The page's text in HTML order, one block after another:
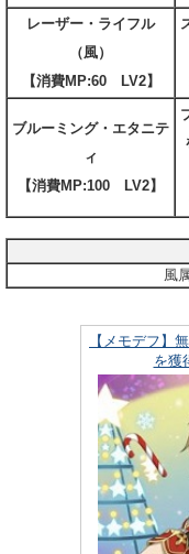
レーザー・ライフル
（風）
【消費MP:60 LV2】
ブルーミング・エタニテ
ィ
【消費MP:100 LV2】
風
【メモデフ】
を獲